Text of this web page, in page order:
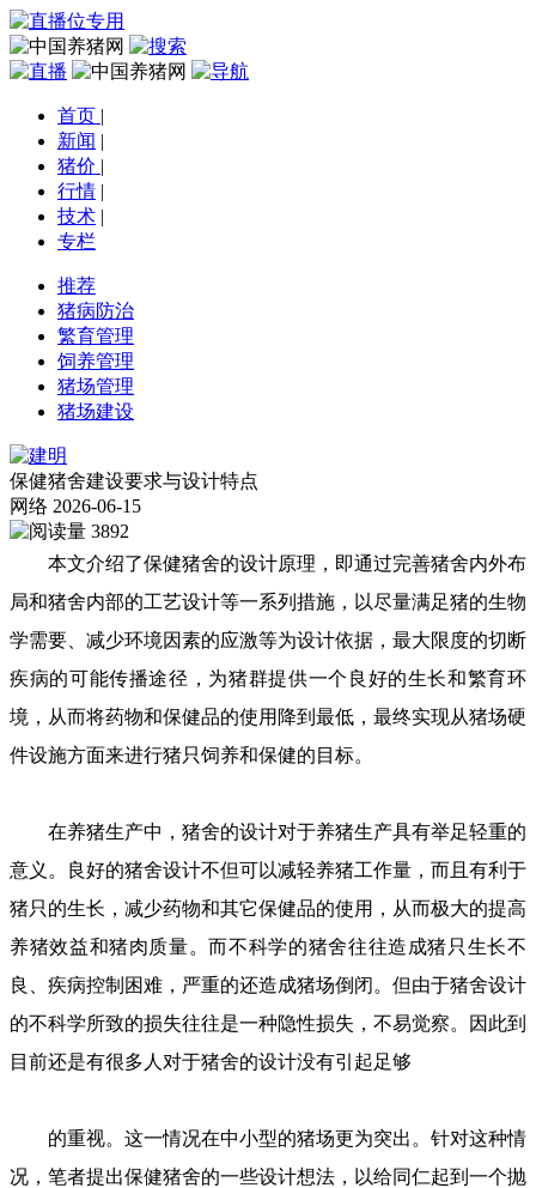
首页 |
新闻 |
猪价 |
行情 |
技术 |
专栏
推荐
猪病防治
繁育管理
饲养管理
猪场管理
猪场建设
保健猪舍建设要求与设计特点
网络 2026-06-15
3892
本文介绍了保健猪舍的设计原理，即通过完善猪舍内外布
局和猪舍内部的工艺设计等一系列措施，以尽量满足猪的生物
学需要、减少环境因素的应激等为设计依据，最大限度的切断
疾病的可能传播途径，为猪群提供一个良好的生长和繁育环
境，从而将药物和保健品的使用降到最低，最终实现从猪场硬
件设施方面来进行猪只饲养和保健的目标。
在养猪生产中，猪舍的设计对于养猪生产具有举足轻重的
意义。良好的猪舍设计不但可以减轻养猪工作量，而且有利于
猪只的生长，减少药物和其它保健品的使用，从而极大的提高
养猪效益和猪肉质量。而不科学的猪舍往往造成猪只生长不
良、疾病控制困难，严重的还造成猪场倒闭。但由于猪舍设计
的不科学所致的损失往往是一种隐性损失，不易觉察。因此到
目前还是有很多人对于猪舍的设计没有引起足够
的重视。这一情况在中小型的猪场更为突出。针对这种情
况，笔者提出保健猪舍的一些设计想法，以给同仁起到一个抛